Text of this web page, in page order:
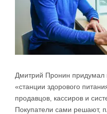
Дмитрий Пронин
«станции здорового
продавцов, кассиров и
Покупатели сами решают,